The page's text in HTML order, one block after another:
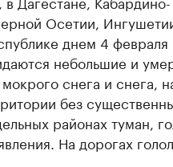
Осетии,
днем 4
небольшие и
снега и снега,
без
районах туман,
На дорогах